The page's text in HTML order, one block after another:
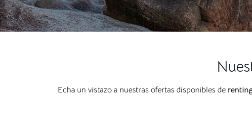
Echa un vistazo a nuestras ofertas disponibles de